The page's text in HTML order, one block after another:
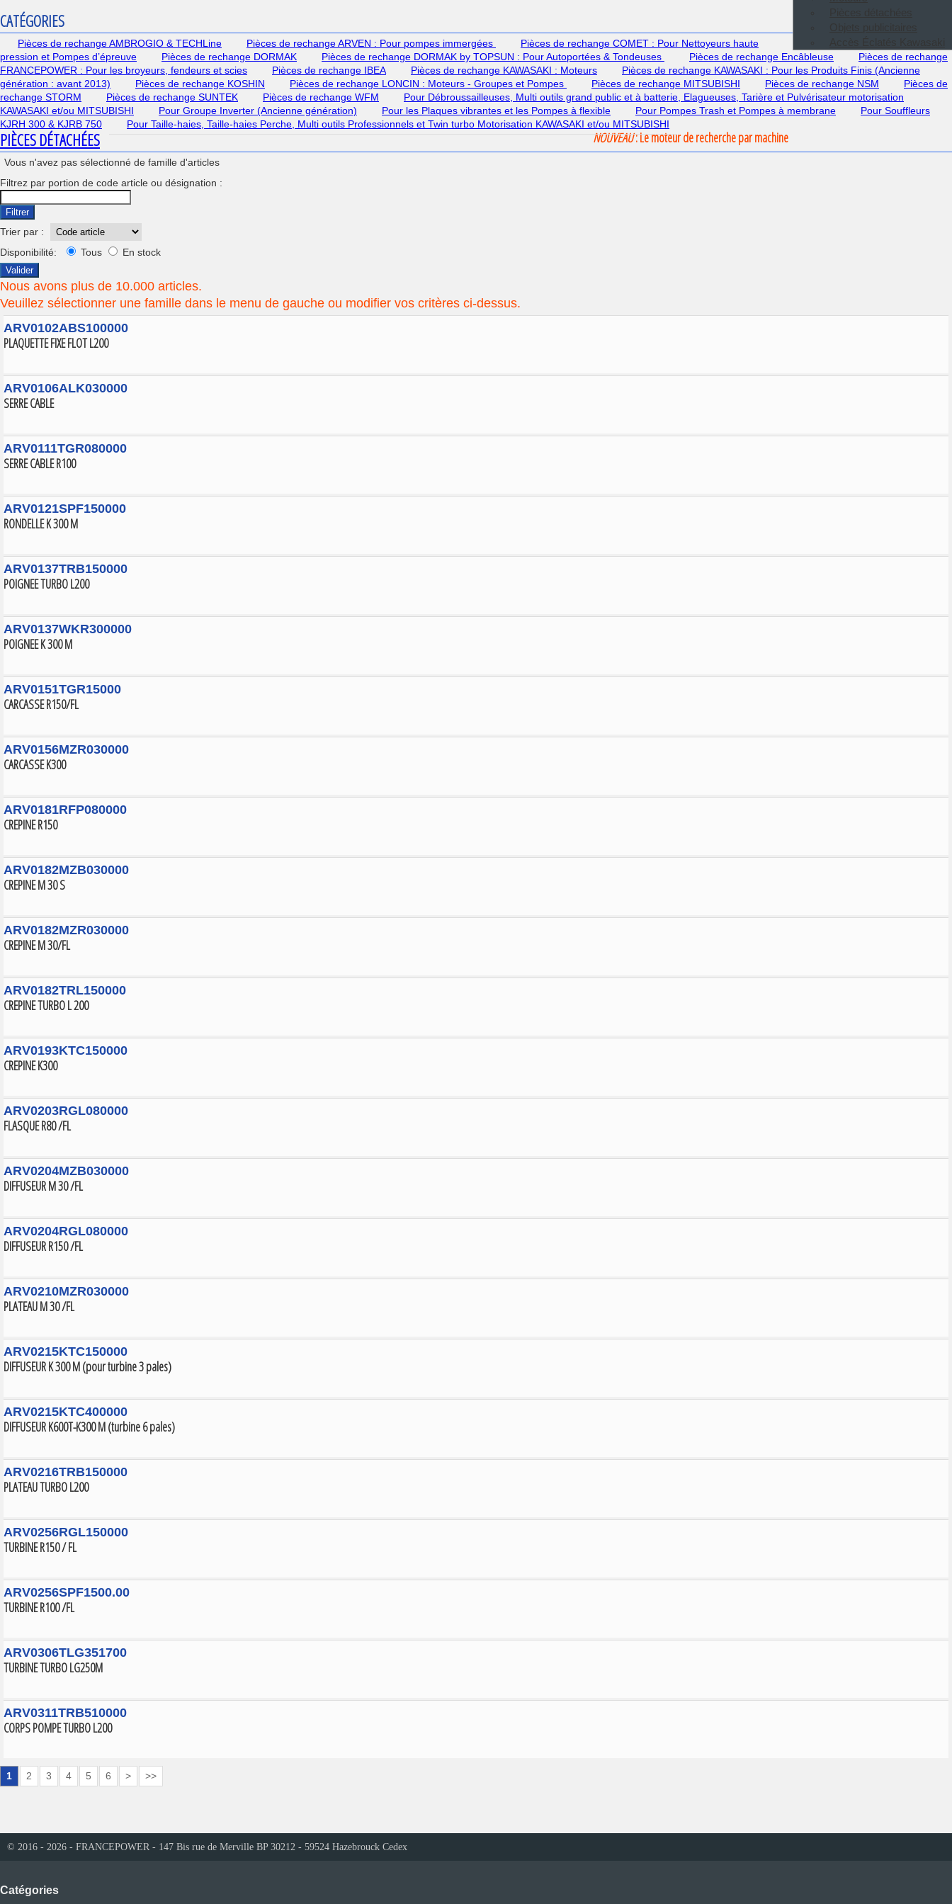
CATÉGORIES
Pièces de rechange AMBROGIO & TECHLine Pièces de rechange ARVEN : Pour pompes immergées
Pièces de rechange COMET : Pour Nettoyeurs haute
pression et Pompes d’épreuve
Pièces de rechange DORMAK Pièces de rechange DORMAK by TOPSUN : Pour Autoportées & Tondeuses Pièces de rechange Encâbleuse
Pièces de rechange
FRANCEPOWER : Pour les broyeurs, fendeurs et scies
Pièces de rechange IBEA Pièces de rechange KAWASAKI : Moteurs
Pièces de rechange KAWASAKI : Pour les Produits Finis (Ancienne
génération : avant 2013)
Pièces de rechange KOSHIN Pièces de rechange LONCIN : Moteurs - Groupes et Pompes Pièces de rechange MITSUBISHI Pièces de rechange NSM
Pièces de
rechange STORM
Pièces de rechange SUNTEK Pièces de rechange WFM
Pour Débroussailleuses, Multi outils grand public et à batterie, Elagueuses, Tarière et Pulvérisateur motorisation
KAWASAKI et/ou MITSUBISHI
Pour Groupe Inverter (Ancienne génération) Pour les Plaques vibrantes et les Pompes à flexible Pour Pompes Trash et Pompes à membrane
Pour Souffleurs
KJRH 300 & KJRB 750
Pour Taille-haies, Taille-haies Perche, Multi outils Professionnels et Twin turbo Motorisation KAWASAKI et/ou MITSUBISHI
PIÈCES DÉTACHÉES NOUVEAU: Le moteur de recherche par machine
Vous n'avez pas sélectionné de famille d'articles
Filtrez par portion de code article ou désignation :
Filtrer
Trier par :
Disponibilité:
Tous En stock
Valider
Nous avons plus de 10.000 articles.
Veuillez sélectionner une famille dans le menu de gauche ou modifier vos critères ci-dessus.
ARV0102ABS100000
PLAQUETTE FIXE FLOT L200
ARV0106ALK030000
SERRE CABLE
ARV0111TGR080000
SERRE CABLE R100
ARV0121SPF150000
RONDELLE K 300 M
ARV0137TRB150000
POIGNEE TURBO L200
ARV0137WKR300000
POIGNEE K 300 M
ARV0151TGR15000
CARCASSE R150/FL
ARV0156MZR030000
CARCASSE K300
ARV0181RFP080000
CREPINE R150
ARV0182MZB030000
CREPINE M 30 S
ARV0182MZR030000
CREPINE M 30/FL
ARV0182TRL150000
CREPINE TURBO L 200
ARV0193KTC150000
CREPINE K300
ARV0203RGL080000
FLASQUE R80 /FL
ARV0204MZB030000
DIFFUSEUR M 30 /FL
ARV0204RGL080000
DIFFUSEUR R150 /FL
ARV0210MZR030000
PLATEAU M 30 /FL
ARV0215KTC150000
DIFFUSEUR K 300 M (pour turbine 3 pales)
ARV0215KTC400000
DIFFUSEUR K600T-K300 M (turbine 6 pales)
ARV0216TRB150000
PLATEAU TURBO L200
ARV0256RGL150000
TURBINE R150 / FL
ARV0256SPF1500.00
TURBINE R100 /FL
ARV0306TLG351700
TURBINE TURBO LG250M
ARV0311TRB510000
CORPS POMPE TURBO L200
1 2 3 4 5 6 > >>
© 2016 - 2026 - FRANCEPOWER - 147 Bis rue de Merville BP 30212 - 59524 Hazebrouck Cedex
Catégories